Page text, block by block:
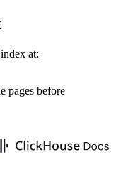
at:
pages before